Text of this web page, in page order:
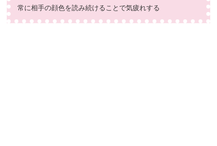
常に相手の顔色を読み続けることで気疲れする